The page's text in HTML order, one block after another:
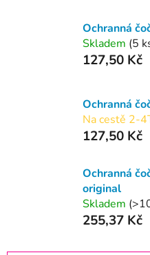
Ochranná
Skladem (5
127,50 Kč
Ochranná
Na cestě 2-
127,50 Kč
Ochranná
original
Skladem
255,37 Kč